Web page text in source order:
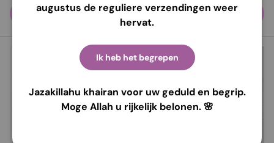
Choisir les options Choisir les options
Jusqu’à 25% de réduction
augustus de reguliere verzendingen weer
hervat.
Ik heb het begrepen
Jazakillahu khairan voor uw geduld en begrip.
Moge Allah u rijkelijk belonen. 🌸